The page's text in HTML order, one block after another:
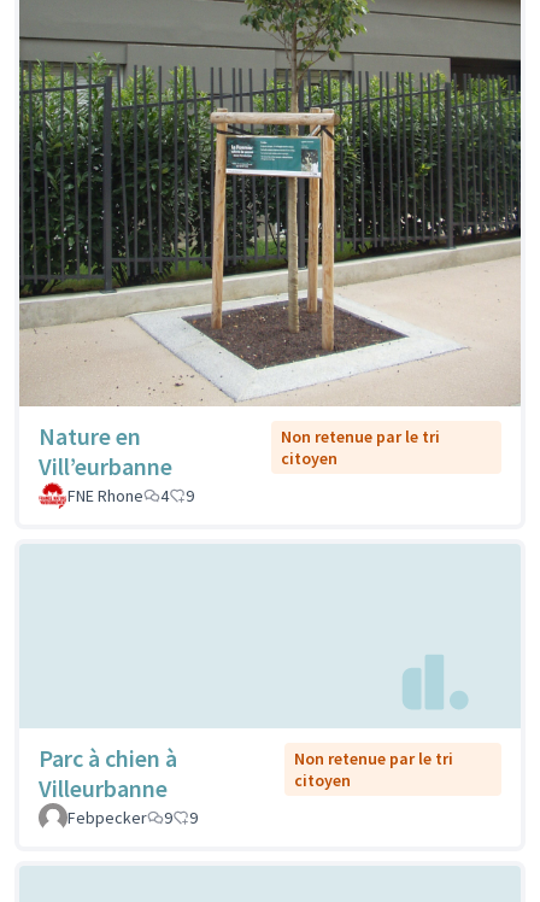
Nature en
Vill’eurbanne
Non retenue par le tri
citoyen
FNE Rhone
4 9
Parc à chien à
Villeurbanne
Non retenue par le tri
citoyen
Febpecker
9 9